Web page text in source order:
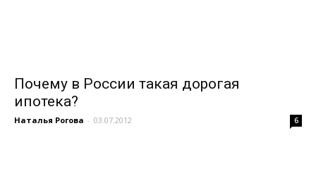
Почему в России такая дорогая
ипотека?
Наталья Рогова - 03.07.2012 6